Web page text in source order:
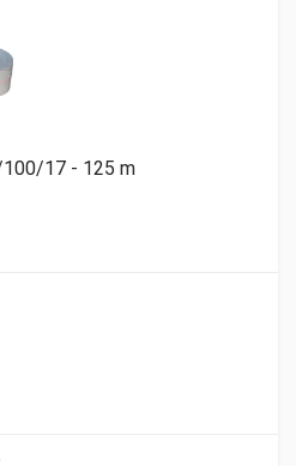
100/17 - 125 m